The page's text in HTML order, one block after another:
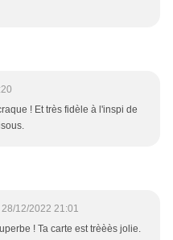
! Et très fidèle à l'inspi de
28/12/2022 21:01
! Ta carte est trèèès jolie.